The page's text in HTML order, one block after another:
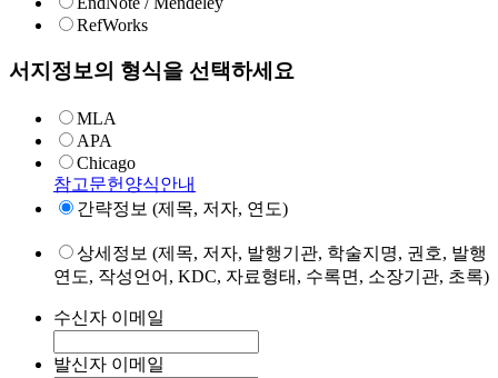
RefWorks
서지정보의 형식을 선택하세요
MLA
APA
Chicago
참고문헌양식안내
간략정보 (제목, 저자, 연도)
상세정보 (제목, 저자, 발행기관, 학술지명, 권호, 발행
연도, 작성언어, KDC, 자료형태, 수록면, 소장기관, 초록)
수신자 이메일
발신자 이메일